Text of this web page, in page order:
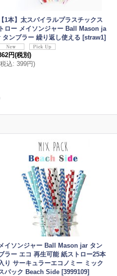
【1本】太スパイラルプラスチックス
トロー メイソンジャー Ball Mason ja
タンブラー 繰り返し使える [straw1]
円(税別)
税込: 399円)
イソンジャー Ball Mason jar タン
ラー エコ 再生可能 紙ストロー25本
り サーキュラーエコノミー ミック
パック Beach Side [3999109]